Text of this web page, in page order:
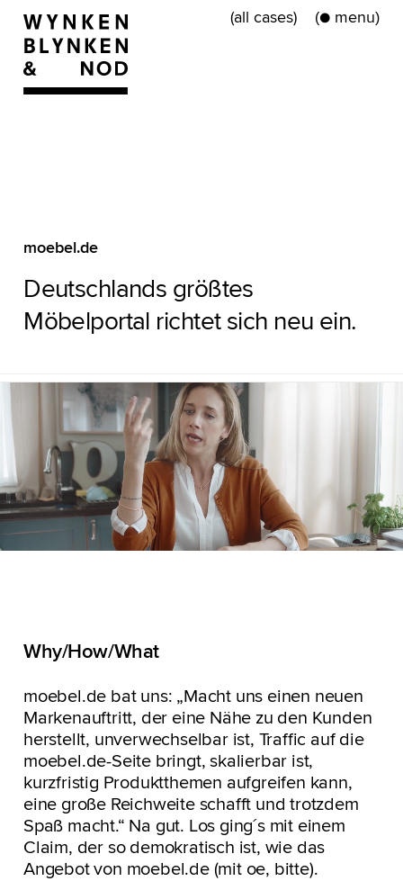
(all cases) (● )
moebel.de
Deutschlands größtes
Möbelportal richtet sich neu ein.
Why/How/What
moebel.de bat uns: „Macht uns einen neuen
Markenauftritt, der eine Nähe zu den Kunden
herstellt, unverwechselbar ist, Traffic auf die
moebel.de-Seite bringt, skalierbar ist,
kurzfristig Produktthemen aufgreifen kann,
eine große Reichweite schafft und trotzdem
Spaß macht.“ Na gut. Los ging´s mit einem
Claim, der so demokratisch ist, wie das
Angebot von moebel.de (mit oe, bitte).